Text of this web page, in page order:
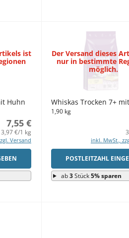
ist
Huhn
7,55 €
3,97 €/1 kg
Versand
Der Versand dieses
nur in bestimmte
möglich.
Whiskas Trocken 7+
1,90 kg
inkl. MwSt.,
POSTLEITZAHL
ab3Stück5% sparen